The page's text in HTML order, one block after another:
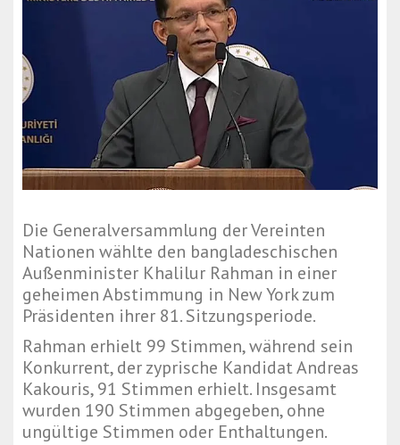
Die Generalversammlung der Vereinten
Nationen wählte den bangladeschischen
Außenminister Khalilur Rahman in einer
geheimen Abstimmung in New York zum
Präsidenten ihrer 81. Sitzungsperiode.
Rahman erhielt 99 Stimmen, während sein
Konkurrent, der zyprische Kandidat Andreas
Kakouris, 91 Stimmen erhielt. Insgesamt
wurden 190 Stimmen abgegeben, ohne
ungültige Stimmen oder Enthaltungen.